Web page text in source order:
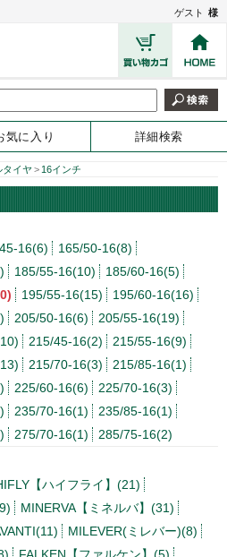
ゲスト 様
気に入り 詳細検索
タイヤ > 16インチ
16(6)
165/50-16(8)
185/55-16(10)
185/60-16(5)
195/55-16(15)
195/60-16(16)
205/50-16(6)
205/55-16(19)
215/45-16(2)
215/55-16(9)
215/70-16(3)
215/85-16(1)
225/60-16(6)
225/70-16(3)
235/70-16(1)
235/85-16(1)
275/70-16(1) 285/75-16(2)
【ハイフライ】(21)
MINERVA【ミネルバ】(31)
MILEVER(ミレバー)(8)